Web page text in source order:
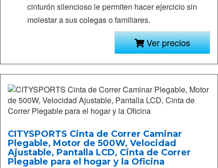
cinturón silencioso le permiten hacer ejercicio sin
molestar a sus colegas o familiares.
Ver precios
CITYSPORTS Cinta de Correr Caminar
Plegable, Motor de 500W, Velocidad
Ajustable, Pantalla LCD, Cinta de Correr
Plegable para el hogar y la Oficina